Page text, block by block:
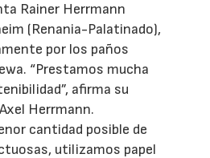
Rainer Herrmann
(Renania-Palatinado),
por los paños
“Prestamos mucha
afirma su
Herrmann.
cantidad posible de
utilizamos papel